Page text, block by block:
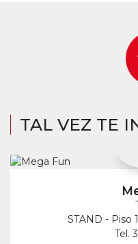
TAL VEZ TE
STAND - Piso
Tel.